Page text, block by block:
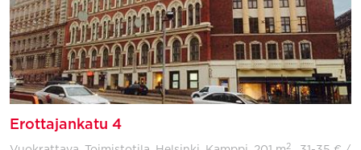
Erottajankatu 4
2